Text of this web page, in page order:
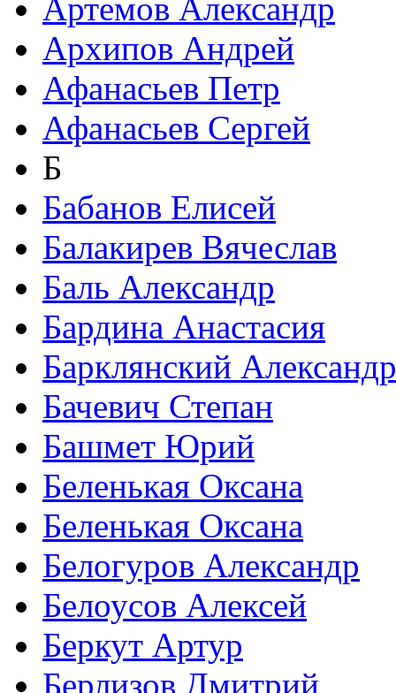
Артемов Александр
Архипов Андрей
Афанасьев Петр
Афанасьев Сергей
Б
Бабанов Елисей
Балакирев Вячеслав
Баль Александр
Бардина Анастасия
Барклянский Александр
Бачевич Степан
Башмет Юрий
Беленькая Оксана
Беленькая Оксана
Белогуров Александр
Белоусов Алексей
Беркут Артур
Берлизов Дмитрий